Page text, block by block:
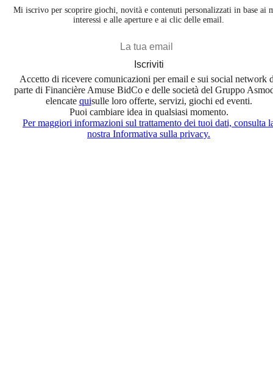
Mi iscrivo per scoprire giochi, novità e contenuti personalizzati in base ai
interessi e alle aperture e ai clic delle email.
Iscriviti
Accetto di ricevere comunicazioni per email e sui social network
parte di Financière Amuse BidCo e delle società del Gruppo
elencate quisulle loro offerte, servizi, giochi ed eventi.
Puoi cambiare idea in qualsiasi momento.
Per maggiori informazioni sul trattamento dei tuoi dati, consulta
nostra Informativa sulla privacy.